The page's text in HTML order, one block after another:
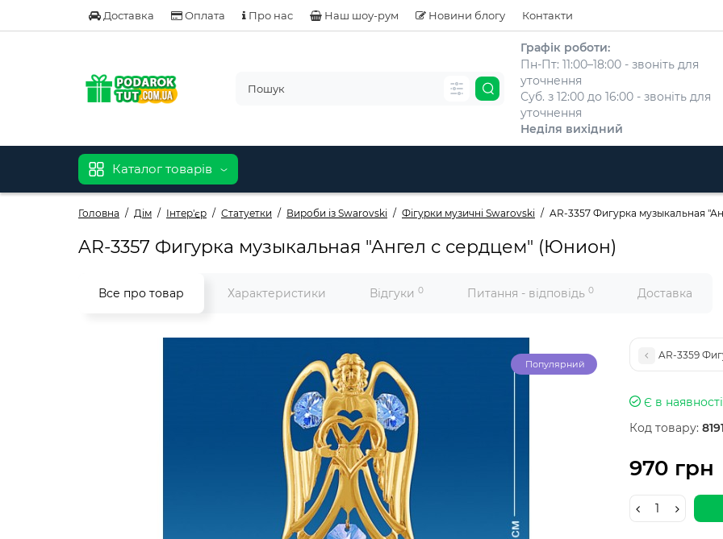
Доставка Оплата Про нас Наш шоу-рум Новини блогу Контакти
Графік роботи:
Пн-Пт: 11:00–18:00 - звоніть для
уточнення
Суб. з 12:00 до 16:00 - звоніть для
уточнення
Неділя вихідний
Каталог товарів
Головна Дім Інтер'єр Статуетки Вироби із Swarovski Фігурки музичні Swarovski AR-3357 Фигурка музыкальная
AR-3357 Фигурка музыкальная "Ангел с сердцем" (Юнион)
Все про товар Характеристики Відгуки 0 Питання - відповідь 0 Доставка
Популярний
AR-3359
Є в наявності
Код товару:
970 грн